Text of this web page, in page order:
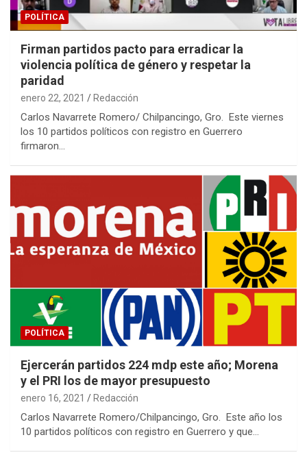
POLÍTICA
Firman partidos pacto para erradicar la
violencia política de género y respetar la
paridad
enero 22, 2021 Redacción
Carlos Navarrete Romero/ Chilpancingo, Gro. Este viernes
los 10 partidos políticos con registro en Guerrero
firmaron…
POLÍTICA
Ejercerán partidos 224 mdp este año; Morena
y el PRI los de mayor presupuesto
enero 16, 2021 Redacción
Carlos Navarrete Romero/Chilpancingo, Gro. Este año los
10 partidos políticos con registro en Guerrero y que…